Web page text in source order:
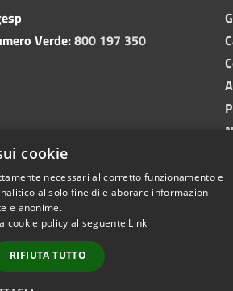
Verde:800 197 350
Copyright © 2023 •
cookie
necessari al corretto funzionamento e
al solo fine di elaborare informazioni
e anonime.
cookie policy al seguente Link
RIFIUTA TUTTO